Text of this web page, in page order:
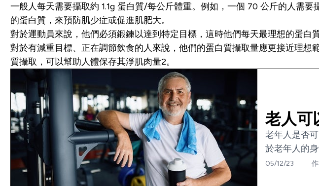
一般人每天需要攝取約 1.1g 蛋白質/每公斤體重。例如，一個 70 公斤的人需
的蛋白質，來預防肌少症或促進肌肥大。
對於運動員來說，他們必須鍛鍊以達到特定目標，這時他們每天最理想的蛋白
對於有減重目標、正在調節飲食的人來說，他們的蛋白質攝取量應更接近理
質攝取，可以幫助人體保存其淨肌肉量2。
老人可
老年人是否
於老年人的
05/12/23